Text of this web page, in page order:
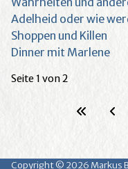
Adelheid oder wie
Shoppen und Killen
Dinner mit Marlene
Seite 1 von 2
Copyright © 2026 Markus